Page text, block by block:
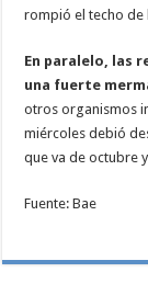
rompió el techo de
En paralelo, las
una fuerte
otros organismos
miércoles debió
que va de octubre
Fuente: Bae